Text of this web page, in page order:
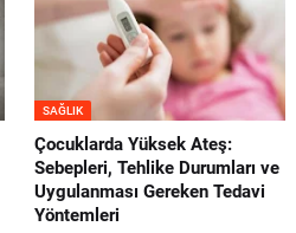
SAĞLIK
Çocuklarda Yüksek Ateş:
Sebepleri, Tehlike Durumları ve
Uygulanması Gereken Tedavi
Yöntemleri